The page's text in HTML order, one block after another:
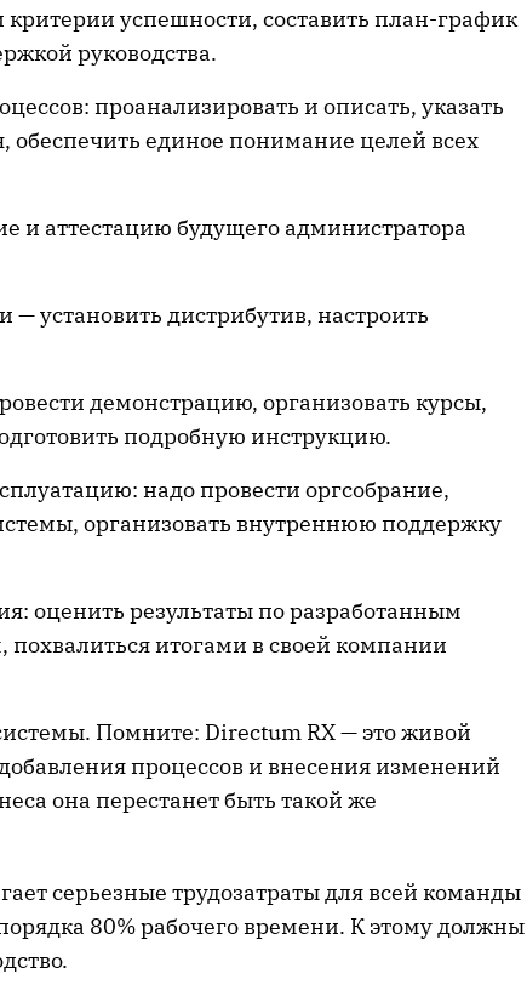
успешности, составить план-график
руководства.
проанализировать и описать, указать
обеспечить единое понимание целей всех
и аттестацию будущего администратора
установить дистрибутив, настроить
демонстрацию, организовать курсы,
подробную инструкцию.
надо провести оргсобрание,
организовать внутреннюю поддержку
оценить результаты по разработанным
итогами в своей компании
Помните: Directum RX — это живой
процессов и внесения изменений
она перестанет быть такой же
серьезные трудозатраты для всей команды
80% рабочего времени. К этому должны